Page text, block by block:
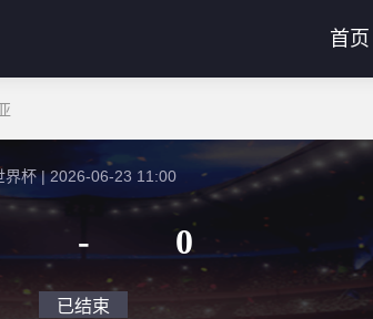
首页
界杯 | 2026-06-23 11:00
- 0
已结束